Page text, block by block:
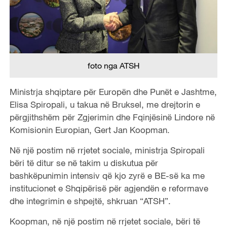
foto nga ATSH
Ministrja shqiptare për Europën dhe Punët e Jashtme,
Elisa Spiropali, u takua në Bruksel, me drejtorin e
përgjithshëm për Zgjerimin dhe Fqinjësinë Lindore në
Komisionin Europian, Gert Jan Koopman.
Në një postim në rrjetet sociale, ministrja Spiropali
bëri të ditur se në takim u diskutua për
bashkëpunimin intensiv që kjo zyrë e BE-së ka me
institucionet e Shqipërisë për agjendën e reformave
dhe integrimin e shpejtë, shkruan “ATSH”.
Koopman, në një postim në rrjetet sociale, bëri të